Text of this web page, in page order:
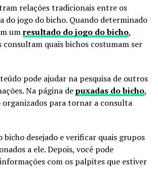
relações tradicionais entre os
do jogo do bicho. Quando determinado
umresultado do jogo do bicho,
consultam quais bichos costumam ser
pode ajudar na pesquisa de outros
Na página depuxadas do bicho,
organizados para tornar a consulta
desejado e verificar quais grupos
a ele. Depois, você pode
com os palpites que estiver